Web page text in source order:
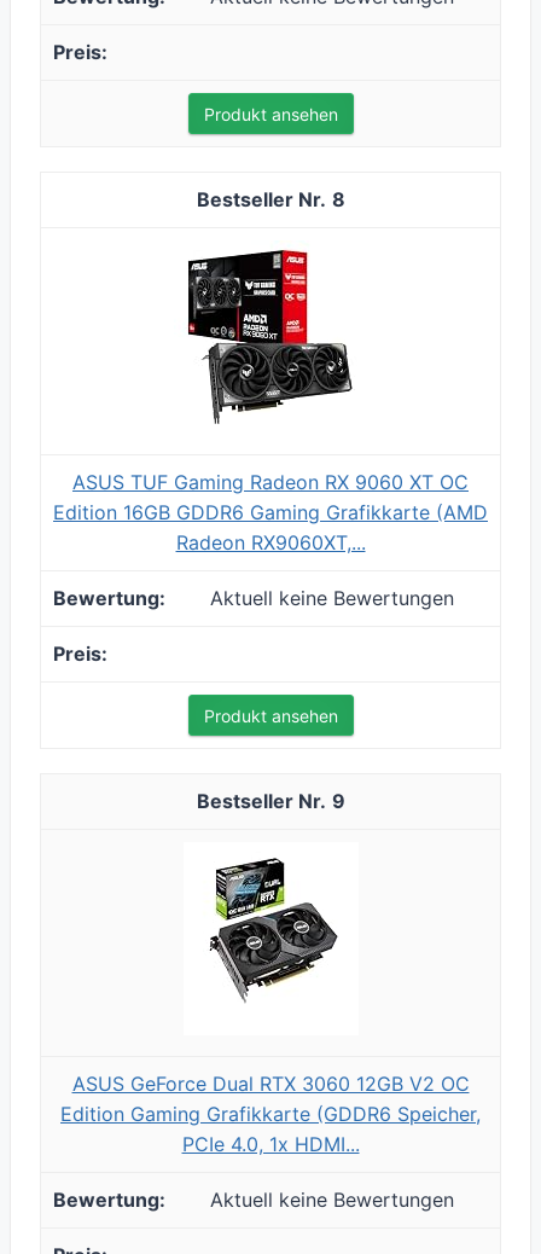
Produkt ansehen
8
ASUS TUF Gaming Radeon RX 9060 XT OC
Edition 16GB GDDR6 Gaming Grafikkarte (AMD
Radeon RX9060XT,...
Aktuell keine Bewertungen
Produkt ansehen
9
ASUS GeForce Dual RTX 3060 12GB V2 OC
Edition Gaming Grafikkarte (GDDR6 Speicher,
PCIe 4.0, 1x HDMI...
Aktuell keine Bewertungen